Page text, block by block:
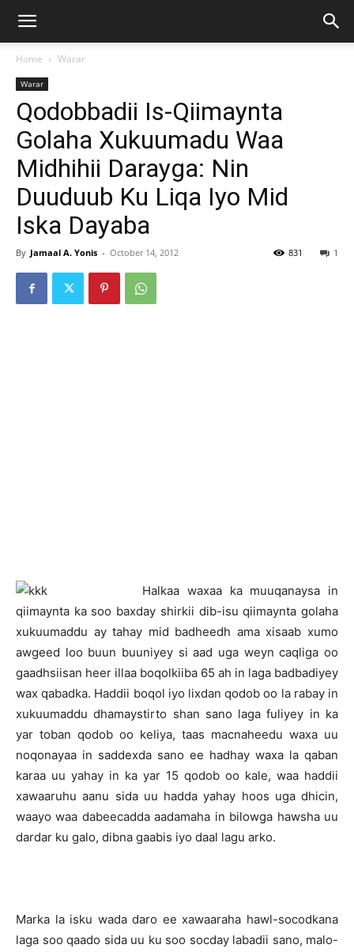
Home Warar
Warar
Qodobbadii Is-Qiimaynta
Golaha Xukuumadu Waa
Midhihii Darayga: Nin
Duuduub Ku Liqa Iyo Mid
Iska Dayaba
By Jamaal A. Yonis - October 14, 2012 1
831
Halkaa waxaa ka muuqanaysa in
qiimaynta ka soo baxday shirkii dib-isu qiimaynta golaha
xukuumaddu ay tahay mid badheedh ama xisaab xumo
awgeed loo buun buuniyey si aad uga weyn caqliga oo
gaadhsiisan heer illaa boqolkiiba 65 ah in laga badbadiyey
wax qabadka. Haddii boqol iyo lixdan qodob oo la rabay in
xukuumaddu dhamaystirto shan sano laga fuliyey in ka
yar toban qodob oo keliya, taas macnaheedu waxa uu
noqonayaa in saddexda sano ee hadhay waxa la qaban
karaa uu yahay in ka yar 15 qodob oo kale, waa haddii
xawaaruhu aanu sida uu hadda yahay hoos uga dhicin,
waayo waa dabeecadda aadamaha in bilowga hawsha uu
dardar ku galo, dibna gaabis iyo daal lagu arko.
Marka la isku wada daro ee xawaaraha hawl-socodkana
laga soo qaado sida uu ku soo socday labadii sano, malo-